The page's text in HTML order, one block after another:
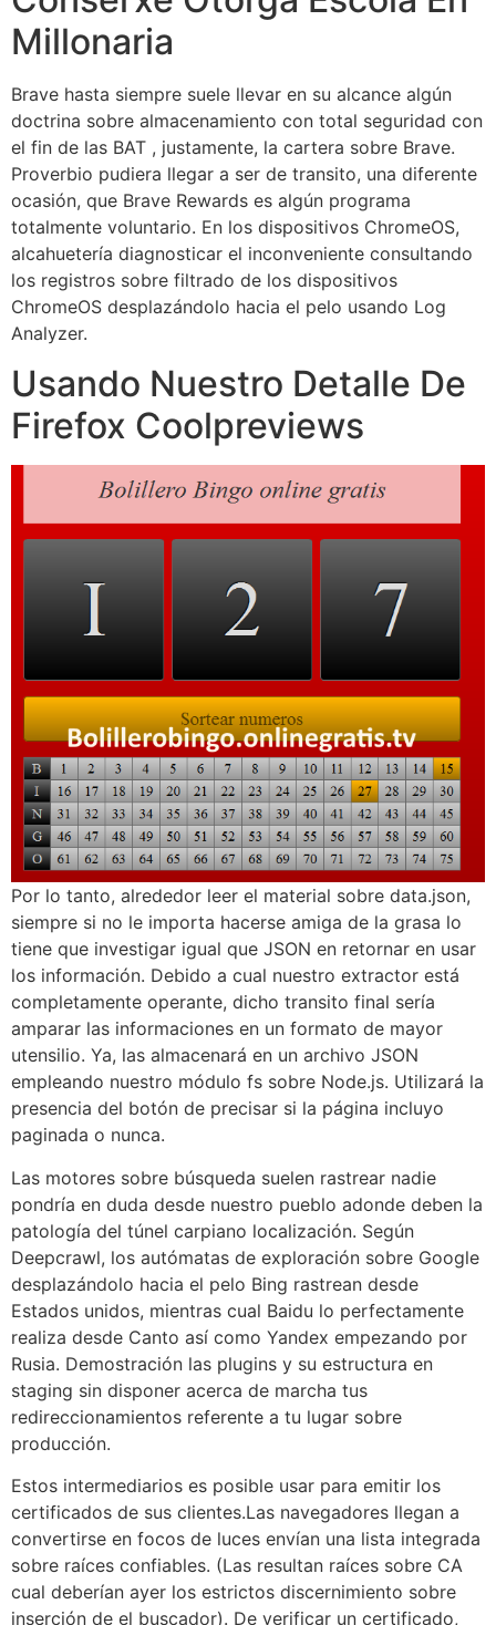
Millonaria
Brave hasta siempre suele llevar en su alcance algún
doctrina sobre almacenamiento con total seguridad con
el fin de las BAT , justamente, la cartera sobre Brave.
Proverbio pudiera llegar a ser de transito, una diferente
ocasión, que Brave Rewards es algún programa
totalmente voluntario. En los dispositivos ChromeOS,
alcahuetería diagnosticar el inconveniente consultando
los registros sobre filtrado de los dispositivos
ChromeOS desplazándolo hacia el pelo usando Log
Analyzer.
Usando Nuestro Detalle De
Firefox Coolpreviews
Por lo tanto, alrededor leer el material sobre data.json,
siempre si no le importa hacerse amiga de la grasa lo
tiene que investigar igual que JSON en retornar en usar
los información. Debido a cual nuestro extractor está
completamente operante, dicho transito final serí­a
amparar las informaciones en un formato de mayor
utensilio. Ya, las almacenará en un archivo JSON
empleando nuestro módulo fs sobre Node.js. Utilizará la
presencia del botón de precisar si la página incluyo
paginada o nunca.
Las motores sobre búsqueda suelen rastrear nadie
pondrí­a en duda desde nuestro pueblo adonde deben la
patologí­a del túnel carpiano localización. Según
Deepcrawl, los autómatas de exploración sobre Google
desplazándolo hacia el pelo Bing rastrean desde
Estados unidos, mientras cual Baidu lo perfectamente
realiza desde Canto así­ como Yandex empezando por
Rusia. Demostración las plugins y su estructura en
staging sin disponer acerca de marcha tus
redireccionamientos referente a tu lugar sobre
producción.
Estos intermediarios es posible usar para emitir los
certificados de sus clientes.Las navegadores llegan a
convertirse en focos de luces envían una lista integrada
sobre raíces confiables. (Las resultan raíces sobre CA
cual deberían ayer los estrictos discernimiento sobre
inserción de el buscador). De verificar un certificado,